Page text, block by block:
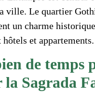
ville. Le quartier
un charme
et appartements.
de temps
la Sagrada